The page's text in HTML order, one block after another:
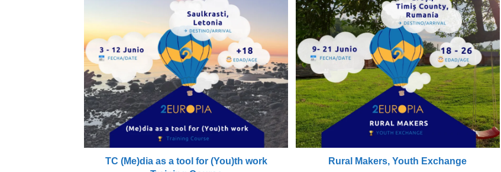
TC (Me)dia as a tool for (You)th work
Rural Makers, Youth Exchange